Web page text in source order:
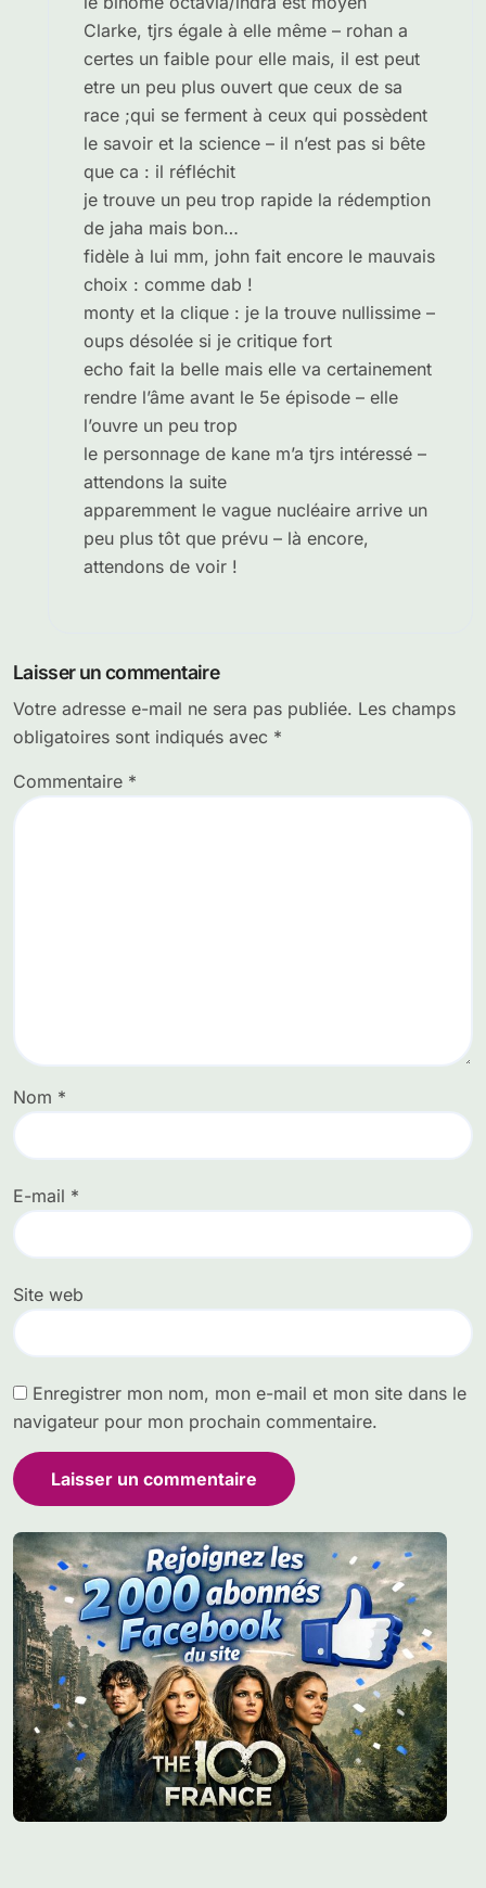
Clarke, tjrs égale à elle même – rohan a
certes un faible pour elle mais, il est peut
etre un peu plus ouvert que ceux de sa
race ;qui se ferment à ceux qui possèdent
le savoir et la science – il n’est pas si bête
que ca : il réfléchit
je trouve un peu trop rapide la rédemption
de jaha mais bon…
fidèle à lui mm, john fait encore le mauvais
choix : comme dab !
monty et la clique : je la trouve nullissime –
oups désolée si je critique fort
echo fait la belle mais elle va certainement
rendre l’âme avant le 5e épisode – elle
l’ouvre un peu trop
le personnage de kane m’a tjrs intéressé –
attendons la suite
apparemment le vague nucléaire arrive un
peu plus tôt que prévu – là encore,
attendons de voir !
Laisser un commentaire
Votre adresse e-mail ne sera pas publiée. Les champs
obligatoires sont indiqués avec *
Commentaire *
Nom *
E-mail *
Site web
Enregistrer mon nom, mon e-mail et mon site dans le
navigateur pour mon prochain commentaire.